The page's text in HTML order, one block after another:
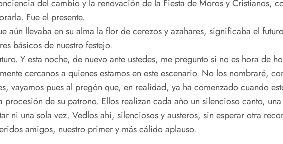
del cambio y la renovación de la Fiesta de Moros y Cristianos,
Fue el presente.
aún llevaba en su alma la flor de cerezos y azahares, significaba el
básicos de nuestro festejo.
Y esta noche, de nuevo ante ustedes, me pregunto si no es hora de
cercanos a quienes estamos en este escenario. No los nombraré,
vayamos pues al pregón que, en realidad, ya ha comenzado cuando
procesión de su patrono. Ellos realizan cada año un silencioso canto,
ni una sola vez. Vedlos ahí, silenciosos y austeros, sin esperar otra
amigos, nuestro primer y más cálido aplauso.